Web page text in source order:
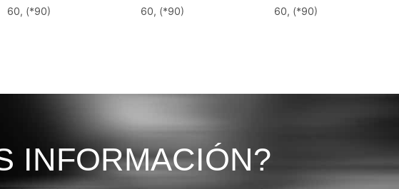
60, (*90) 60, (*90) 60, (*90)
INFORMACIÓN?